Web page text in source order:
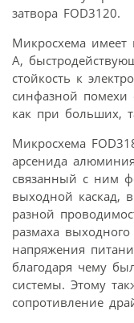
затвора FOD3120.
Микросхема
A,
стойкость к
синфазной помехи
как при больших,
Микросхема
арсенида
связанный с ним
выходной каскад,
разной
размаха
напряжения
благодаря чему
системы. Этому
сопротивление